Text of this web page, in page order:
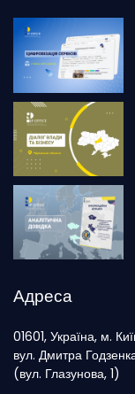
Адреса
01601, Україна, м.
вул. Дмитра
(вул. Глазунова, 1)